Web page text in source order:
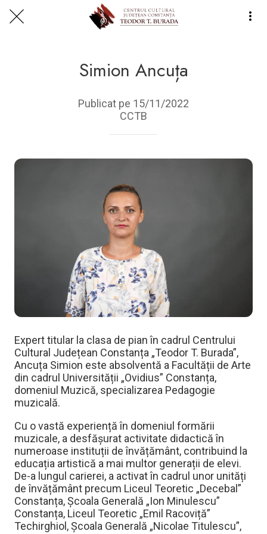
Simion Ancuța
Publicat pe 15/11/2022
CCTB
Expert titular la clasa de pian în cadrul Centrului
Cultural Județean Constanța „Teodor T. Burada”,
Ancuța Simion este absolventă a Facultății de Arte
din cadrul Universității „Ovidius” Constanța,
domeniul Muzică, specializarea Pedagogie
muzicală.
Cu o vastă experiență în domeniul formării
muzicale, a desfășurat activitate didactică în
numeroase instituții de învățământ, contribuind la
educația artistică a mai multor generații de elevi.
De-a lungul carierei, a activat în cadrul unor unități
de învățământ precum Liceul Teoretic „Decebal”
Constanța, Școala Generală „Ion Minulescu”
Constanța, Liceul Teoretic „Emil Racoviță”
Techirghiol, Școala Generală „Nicolae Titulescu”,